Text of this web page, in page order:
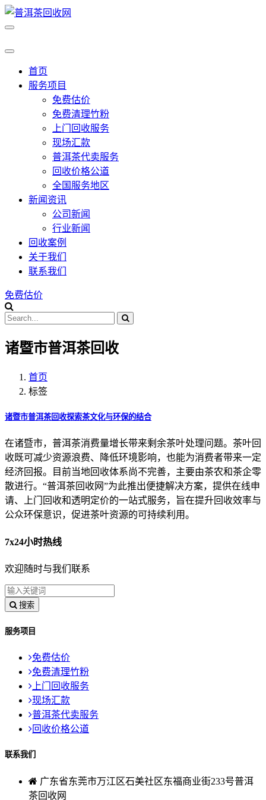
首页
服务项目
免费估价
免费清理竹粉
上门回收服务
现场汇款
普洱茶代卖服务
回收价格公道
全国服务地区
新闻资讯
公司新闻
行业新闻
回收案例
关于我们
联系我们
免费估价
诸暨市普洱茶回收
首页
标签
诸暨市普洱茶回收探索茶文化与环保的结合
在诸暨市，普洱茶消费量增长带来剩余茶叶处理问题。茶叶回
收既可减少资源浪费、降低环境影响，也能为消费者带来一定
经济回报。目前当地回收体系尚不完善，主要由茶农和茶企零
散进行。“普洱茶回收网”为此推出便捷解决方案，提供在线申
请、上门回收和透明定价的一站式服务，旨在提升回收效率与
公众环保意识，促进茶叶资源的可持续利用。
7x24小时热线
欢迎随时与我们联系
搜索
服务项目
免费估价
免费清理竹粉
上门回收服务
现场汇款
普洱茶代卖服务
回收价格公道
联系我们
广东省东莞市万江区石美社区东福商业街233号普洱
茶回收网